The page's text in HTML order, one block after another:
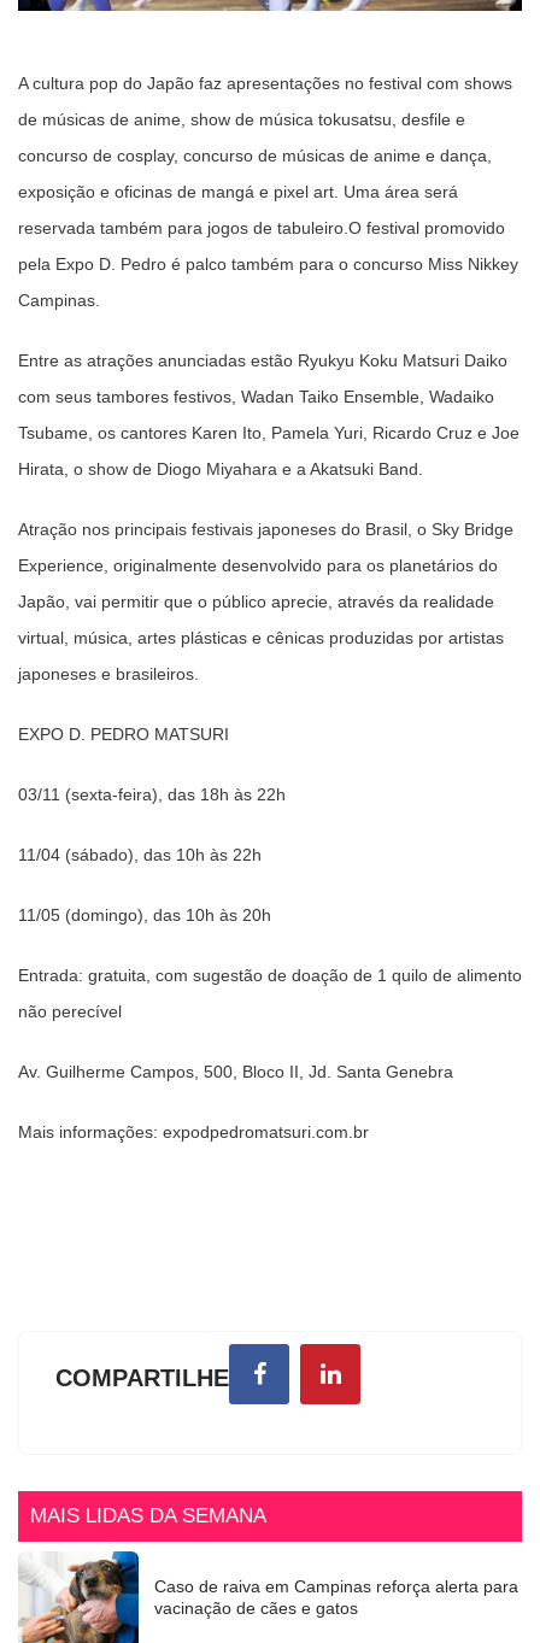
A cultura pop do Japão faz apresentações no festival com shows
de músicas de anime, show de música tokusatsu, desfile e
concurso de cosplay, concurso de músicas de anime e dança,
exposição e oficinas de mangá e pixel art. Uma área será
reservada também para jogos de tabuleiro.O festival promovido
pela Expo D. Pedro é palco também para o concurso Miss Nikkey
Campinas.
Entre as atrações anunciadas estão Ryukyu Koku Matsuri Daiko
com seus tambores festivos, Wadan Taiko Ensemble, Wadaiko
Tsubame, os cantores Karen Ito, Pamela Yuri, Ricardo Cruz e Joe
Hirata, o show de Diogo Miyahara e a Akatsuki Band.
Atração nos principais festivais japoneses do Brasil, o Sky Bridge
Experience, originalmente desenvolvido para os planetários do
Japão, vai permitir que o público aprecie, através da realidade
virtual, música, artes plásticas e cênicas produzidas por artistas
japoneses e brasileiros.
EXPO D. PEDRO MATSURI
03/11 (sexta-feira), das 18h às 22h
11/04 (sábado), das 10h às 22h
11/05 (domingo), das 10h às 20h
Entrada: gratuita, com sugestão de doação de 1 quilo de alimento
não perecível
Av. Guilherme Campos, 500, Bloco II, Jd. Santa Genebra
Mais informações: expodpedromatsuri.com.br
COMPARTILHE
MAIS LIDAS DA SEMANA
Caso de raiva em Campinas reforça alerta para
vacinação de cães e gatos